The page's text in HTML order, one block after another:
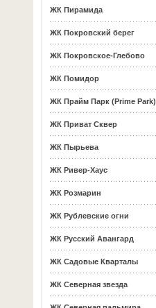
ЖК Пирамида
ЖК Покровский берег
ЖК Покровское-Глебово
ЖК Помидор
ЖК Прайм Парк (Prime Park)
ЖК Приват Сквер
ЖК Пырьева
ЖК Ривер-Хаус
ЖК Розмарин
ЖК Рублевские огни
ЖК Русский Авангард
ЖК Садовые Кварталы
ЖК Северная звезда